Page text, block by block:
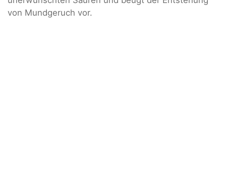
von Mundgeruch vor.